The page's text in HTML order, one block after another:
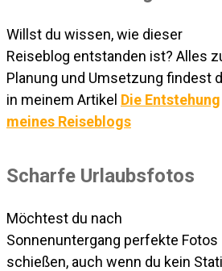
Willst du wissen, wie dieser
Reiseblog entstanden ist? Alles
Planung und Umsetzung findest
in meinem Artikel Die Entstehung
meines Reiseblogs
Scharfe Urlaubsfotos
Möchtest du nach
Sonnenuntergang perfekte Fotos
schießen, auch wenn du kein